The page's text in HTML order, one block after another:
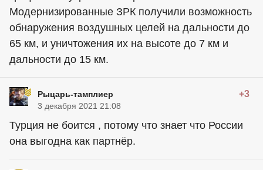
Модернизированные ЗРК получили возможность
обнаружения воздушных целей на дальности до
65 км, и уничтожения их на высоте до 7 км и
дальности до 15 км.
Рыцарь-тамплиер +3
3 декабря 2021 21:08
Турция не боится , потому что знает что России
она выгодна как партнёр.